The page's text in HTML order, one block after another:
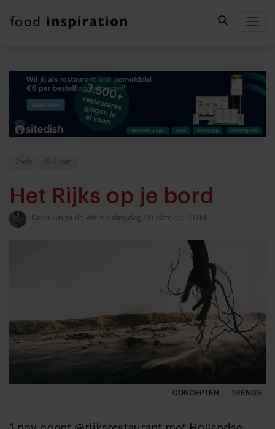
Chefs 2 min
Het Rijks op je bord
Door Anna de Wit op dinsdag 28 oktober 2014
CONCEPTEN TRENDS